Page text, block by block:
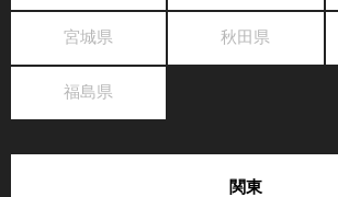
宮城県 秋田県
福島県
関東